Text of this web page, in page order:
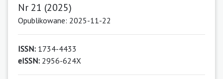
Nr 21 (2025)
Opublikowane: 2025-11-22
ISSN: 1734-4433
eISSN: 2956-624X